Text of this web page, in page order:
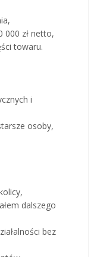
000 zł netto,
towaru.
i
osoby,
dalszego
bez